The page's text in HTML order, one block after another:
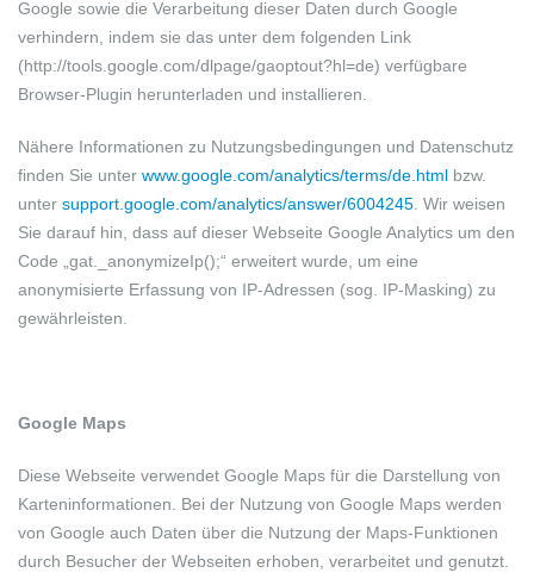
Google sowie die Verarbeitung dieser Daten durch Google
verhindern, indem sie das unter dem folgenden Link
(http://tools.google.com/dlpage/gaoptout?hl=de) verfügbare
Browser-Plugin herunterladen und installieren.
Nähere Informationen zu Nutzungsbedingungen und Datenschutz
finden Sie unter www.google.com/analytics/terms/de.html bzw.
unter support.google.com/analytics/answer/6004245 . Wir weisen
Sie darauf hin, dass auf dieser Webseite Google Analytics um den
Code „gat._anonymizeIp();“ erweitert wurde, um eine
anonymisierte Erfassung von IP-Adressen (sog. IP-Masking) zu
gewährleisten.
Google Maps
Diese Webseite verwendet Google Maps für die Darstellung von
Karteninformationen. Bei der Nutzung von Google Maps werden
von Google auch Daten über die Nutzung der Maps-Funktionen
durch Besucher der Webseiten erhoben, verarbeitet und genutzt.